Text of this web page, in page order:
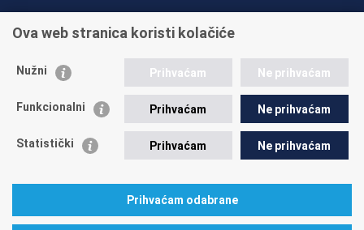
+385 1 45 95 011
Postavite pitanje
A. Mihanovića 3 10000 Zagreb tel: 01/4595-500 fax: 01/4595-063
Ova web stranica koristi kolačiće
Nužni Prihvaćam Ne prihvaćam
Funkcionalni Prihvaćam Ne prihvaćam
Statistički Prihvaćam Ne prihvaćam
Prihvaćam odabrane